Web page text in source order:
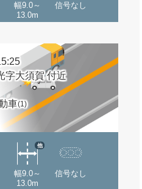
幅9.0～
13.0m
信号なし
字大須賀 付近
車(1)
幅9.0～
13.0m
他
信号なし